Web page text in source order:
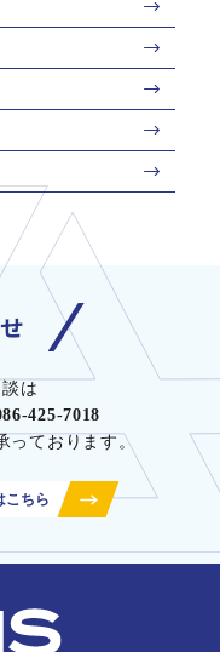
は
425-7018
っております。
こちら